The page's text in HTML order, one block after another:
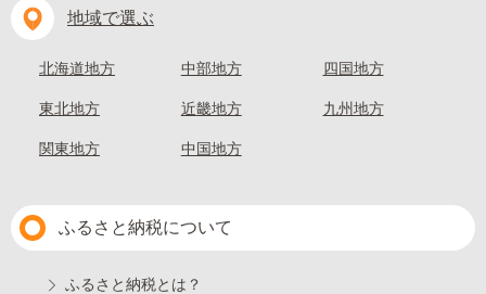
地域で選ぶ
北海道地方
東北地方
関東地方
中部地方
近畿地方
中国地方
四国地方
九州地方
ふるさと納税について
ふるさと納税とは？